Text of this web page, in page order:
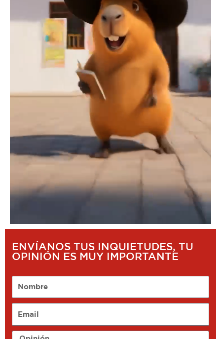
ENVÍANOS TUS INQUIETUDES, TU
OPINIÓN ES MUY IMPORTANTE
Opinión